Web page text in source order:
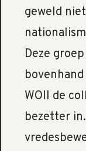
geweld
Deze
WOII de
bezetter